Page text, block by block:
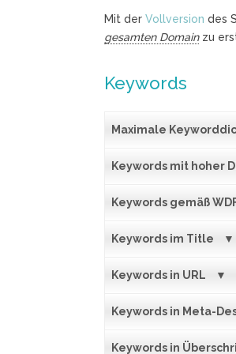
Mit der Vollversion des
gesamten Domainzu
Keywords
Maximale
Keywords mit hoher
Keywords gemäß
Keywords im Title
Keywords in URL
Keywords in Meta-
Keywords in